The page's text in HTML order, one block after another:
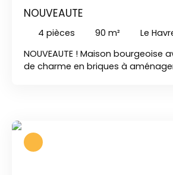
NOUVEAUTE
4 pièces 90 m²
Le
NOUVEAUTE ! Maison bourgeoise
de charme en briques à
accès par un escalier en bois
accès à un petit extérieur . Un